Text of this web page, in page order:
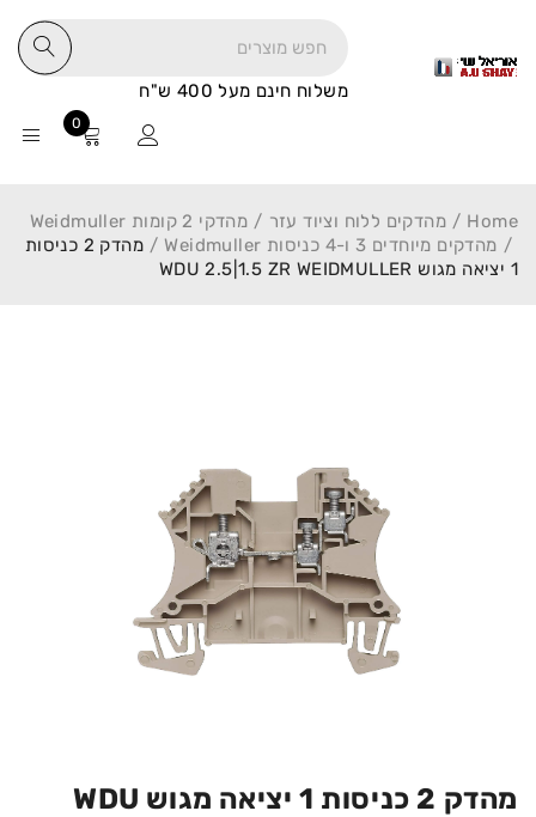
משלוח חינם מעל 400 ש"ח
0
Home
/ מהדקים ללוח וציוד עזר / מהדקי 2 קומות Weidmuller
/ מהדקים מיוחדים 3 ו-4 כניסות Weidmuller /
מהדק 2 כניסות
1 יציאה מגוש WDU 2.5|1.5 ZR WEIDMULLER
מהדק 2 כניסות 1 יציאה מגוש WDU